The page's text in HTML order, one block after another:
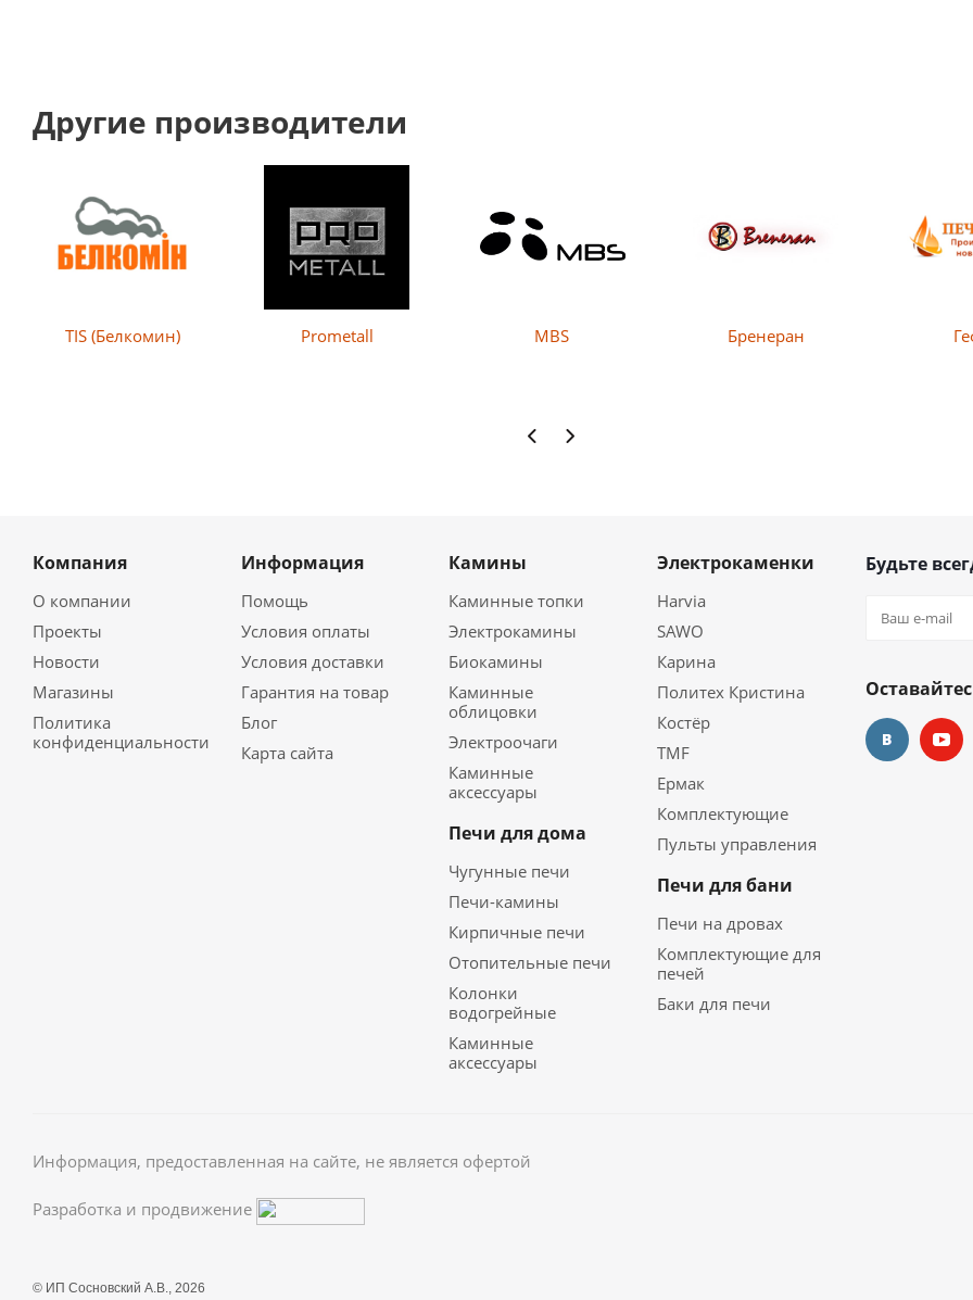
Другие производители
Prometall
Компания
О компании
Проекты
Новости
Магазины
Политика
конфиденциальности
Информация
Помощь
Условия оплаты
Условия доставки
Гарантия на товар
Блог
Карта сайта
Камины
Каминные топки
Электрокамины
Биокамины
Каминные
облицовки
Электроочаги
Каминные
аксессуары
Печи для дома
Чугунные печи
Печи-камины
Кирпичные печи
Отопительные печи
Колонки
водогрейные
Каминные
аксессуары
Электрокаменки
Harvia
SAWO
Карина
Политех Кристина
Костёр
TMF
Ермак
Комплектующие
Пульты управления
Печи для бани
Печи на дровах
Комплектующие для
печей
Баки для печи
Будьте
Информация, предоставленная на сайте, не является офертой
Разработка и продвижение
© ИП Сосновский А.В., 2026